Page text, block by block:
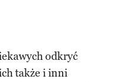
odkryć
także i inni